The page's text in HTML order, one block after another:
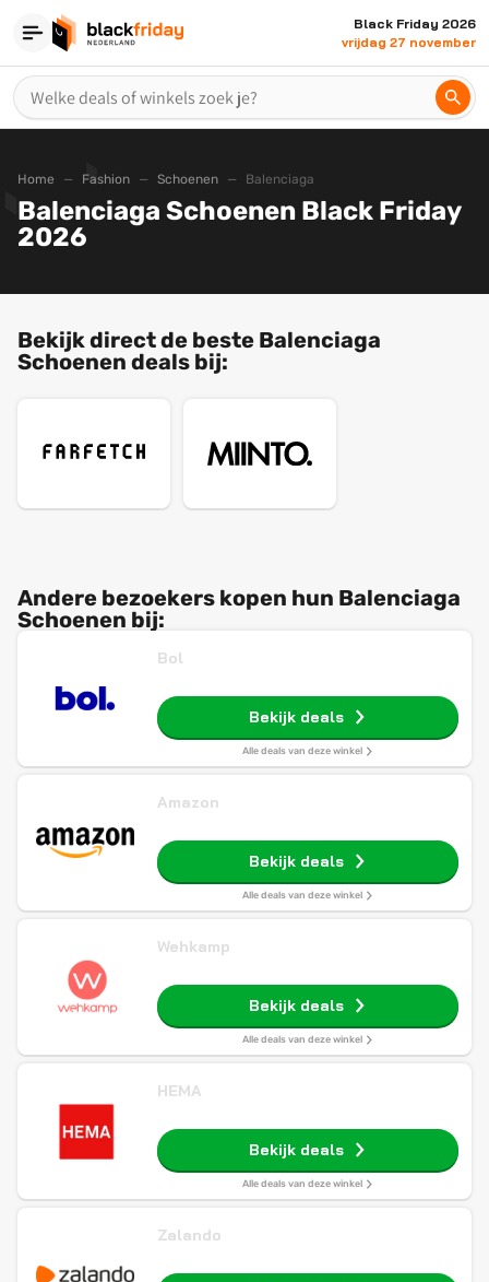
Black Friday 2026
vrijdag 27 november
Home Fashion Schoenen Balenciaga
Balenciaga Schoenen Black Friday
2026
Bekijk direct de beste Balenciaga
Schoenen deals bij:
Andere bezoekers kopen hun Balenciaga
Schoenen bij:
Bol
Bekijk deals
Alle deals van deze winkel
Amazon
Bekijk deals
Alle deals van deze winkel
Wehkamp
Bekijk deals
Alle deals van deze winkel
HEMA
Bekijk deals
Alle deals van deze winkel
Zalando